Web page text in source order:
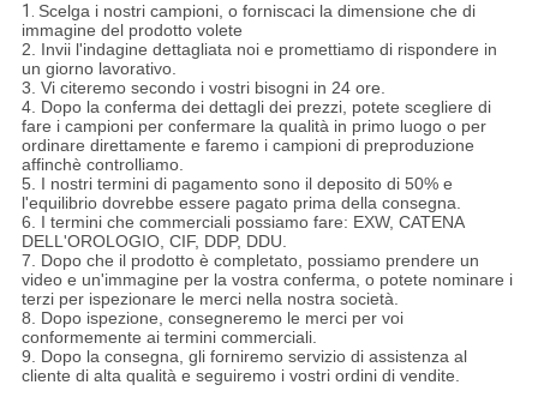
1. Scelga i nostri campioni, o forniscaci la dimensione che di
immagine del prodotto volete
2. Invii l'indagine dettagliata noi e promettiamo di rispondere in
un giorno lavorativo.
3. Vi citeremo secondo i vostri bisogni in 24 ore.
4. Dopo la conferma dei dettagli dei prezzi, potete scegliere di
fare i campioni per confermare la qualità in primo luogo o per
ordinare direttamente e faremo i campioni di preproduzione
affinchè controlliamo.
5. I nostri termini di pagamento sono il deposito di 50% e
l'equilibrio dovrebbe essere pagato prima della consegna.
6. I termini che commerciali possiamo fare: EXW, CATENA
DELL'OROLOGIO, CIF, DDP, DDU.
7. Dopo che il prodotto è completato, possiamo prendere un
video e un'immagine per la vostra conferma, o potete nominare i
terzi per ispezionare le merci nella nostra società.
8. Dopo ispezione, consegneremo le merci per voi
conformemente ai termini commerciali.
9. Dopo la consegna, gli forniremo servizio di assistenza al
cliente di alta qualità e seguiremo i vostri ordini di vendite.